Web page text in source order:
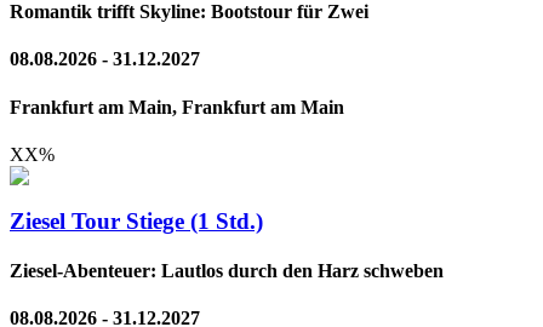
Romantik trifft Skyline: Bootstour für Zwei
08.08.2026 - 31.12.2027
Frankfurt am Main, Frankfurt am Main
XX%
Ziesel Tour Stiege (1 Std.)
Ziesel-Abenteuer: Lautlos durch den Harz schweben
08.08.2026 - 31.12.2027